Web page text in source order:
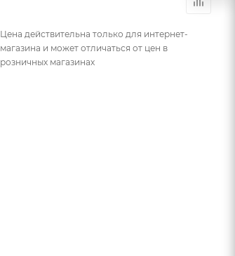
Цена действительна только для интернет-
магазина и может отличаться от цен в
розничных магазинах